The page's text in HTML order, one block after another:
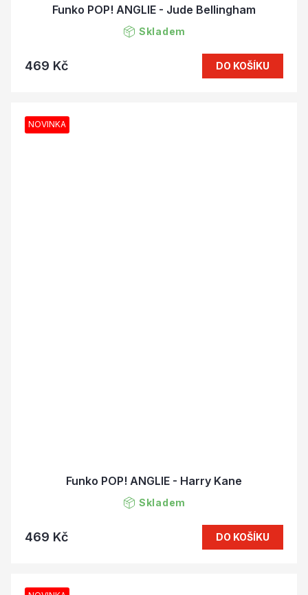
Funko POP! ANGLIE - Jude Bellingham
Skladem
469 Kč DO KOŠÍKU
NOVINKA
Funko POP! ANGLIE - Harry Kane
Skladem
469 Kč DO KOŠÍKU